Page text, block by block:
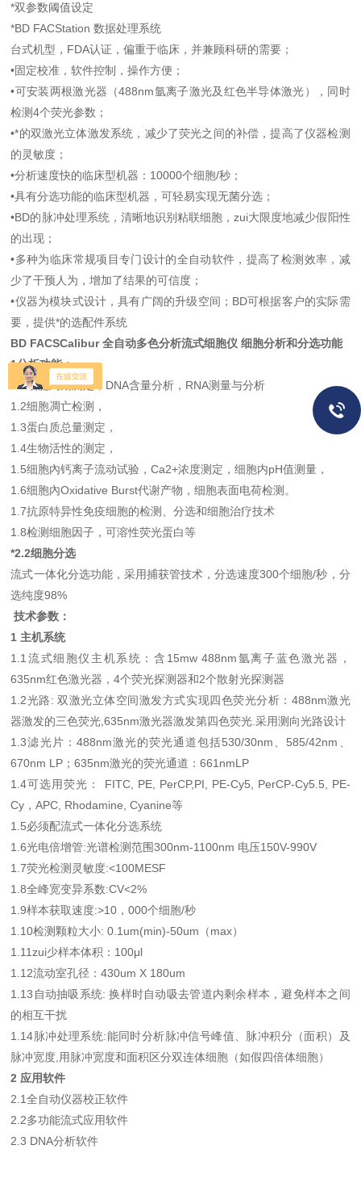
*双参数阈值设定
*BD FACStation 数据处理系统
台式机型，FDA认证，偏重于临床，并兼顾科研的需要；
•固定校准，软件控制，操作方便；
•可安装两根激光器（488nm氩离子激光及红色半导体激光），同时
检测4个荧光参数；
•*的双激光立体激发系统，减少了荧光之间的补偿，提高了仪器检测
的灵敏度；
•分析速度快的临床型机器：10000个细胞/秒；
•具有分选功能的临床型机器，可轻易实现无菌分选；
•BD的脉冲处理系统，清晰地识别粘联细胞，zui大限度地减少假阳性
的出现；
•多种为临床常规项目专门设计的全自动软件，提高了检测效率，减
少了干预人为，增加了结果的可信度；
•仪器为模块式设计，具有广阔的升级空间；BD可根据客户的实际需
要，提供*的选配件系统
BD FACSCalibur 全自动多色分析流式细胞仪 细胞分析和分选功能
1分析功能：
1.1细胞周期测定，DNA含量分析，RNA测量与分析
1.2细胞凋亡检测，
1.3蛋白质总量测定，
1.4生物活性的测定，
1.5细胞內钙离子流动试验，Ca2+浓度测定，细胞内pH值测量，
1.6细胞內Oxidative Burst代谢产物，细胞表面电荷检测。
1.7抗原特异性免疫细胞的检测、分选和细胞治疗技术
1.8检测细胞因子，可溶性荧光蛋白等
*2.2细胞分选
流式一体化分选功能，采用捕获管技术，分选速度300个细胞/秒，分
选纯度98%
技术参数：
1 主机系统
1.1流式细胞仪主机系统：含15mw 488nm氩离子蓝色激光器，
635nm红色激光器，4个荧光探测器和2个散射光探测器
1.2光路: 双激光立体空间激发方式实现四色荧光分析：488nm激光
器激发的三色荧光,635nm激光器激发第四色荧光.采用测向光路设计
1.3滤光片：488nm激光的荧光通道包括530/30nm、585/42nm、
670nm LP；635nm激光的荧光通道：661nmLP
1.4可选用荧光： FITC, PE, PerCP,PI, PE-Cy5, PerCP-Cy5.5, PE-
Cy，APC, Rhodamine, Cyanine等
1.5必须配流式一体化分选系统
1.6光电倍增管:光谱检测范围300nm-1100nm 电压150V-990V
1.7荧光检测灵敏度:<100MESF
1.8全峰宽变异系数:CV<2%
1.9样本获取速度:>10，000个细胞/秒
1.10检测颗粒大小: 0.1um(min)-50um（max）
1.11zui少样本体积：100μl
1.12流动室孔径：430um X 180um
1.13自动抽吸系统: 换样时自动吸去管道内剩余样本，避免样本之间
的相互干扰
1.14脉冲处理系统:能同时分析脉冲信号峰值、脉冲积分（面积）及
脉冲宽度,用脉冲宽度和面积区分双连体细胞（如假四倍体细胞）
2 应用软件
2.1全自动仪器校正软件
2.2多功能流式应用软件
2.3 DNA分析软件